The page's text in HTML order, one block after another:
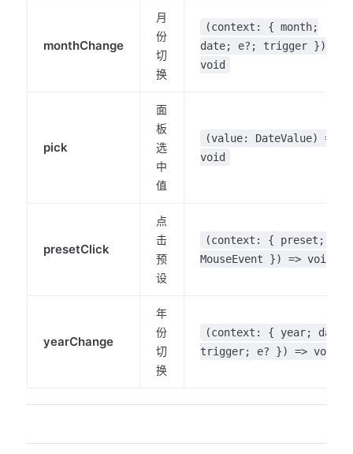
monthChange
月
份
切
换
(context: { month;
date; e?; trigger }) =>
void
pick
面
板
选
中
值
(value: DateValue) =>
void
presetClick
点
击
预
设
(context: { preset; e:
MouseEvent }) => void
yearChange
年
份
切
换
(context: { year; date;
trigger; e? }) => void